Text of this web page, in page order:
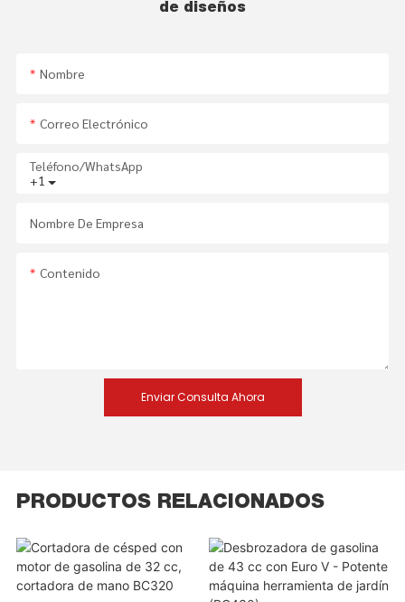
de diseños
Nombre
Correo Electrónico
+1
Teléfono/WhatsApp
Nombre De Empresa
Contenido
Enviar Consulta Ahora
PRODUCTOS RELACIONADOS